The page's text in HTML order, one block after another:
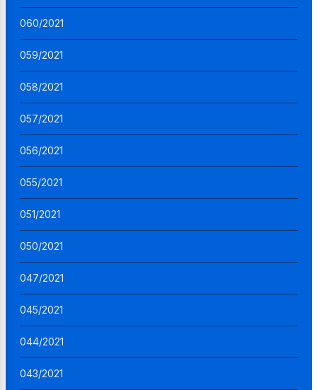
060/2021
059/2021
058/2021
057/2021
056/2021
055/2021
051/2021
050/2021
047/2021
045/2021
044/2021
043/2021